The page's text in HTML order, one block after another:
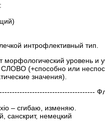
интрофлективный тип.
морфологический уровень и
(+способно или
значения).
– сгибаю, изменяю.
санскрит, немецкий